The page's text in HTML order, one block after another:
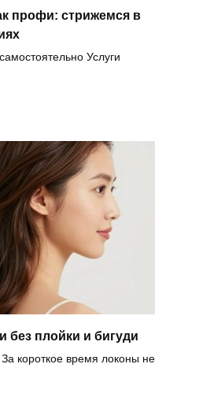
профи: стрижемся в
Услуги
без плойки и бигуди
короткое время локоны не